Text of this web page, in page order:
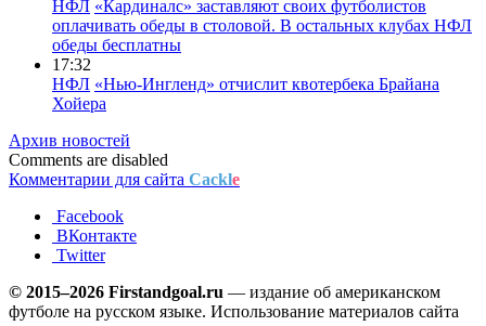
НФЛ «Кардиналс» заставляют своих футболистов
оплачивать обеды в столовой. В остальных клубах НФЛ
обеды бесплатны
17:32
НФЛ «Нью-Ингленд» отчислит квотербека Брайана
Хойера
Архив новостей
Comments are disabled
Комментарии для сайта Cackle
Facebook
ВКонтакте
Twitter
© 2015–2026 Firstandgoal.ru — издание об американском
футболе на русском языке. Использование материалов cайта